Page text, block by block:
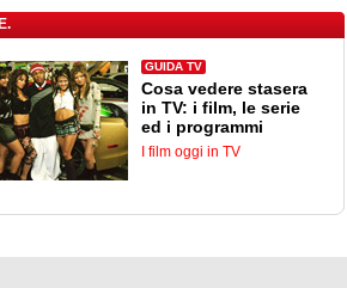
GUIDA TV
Cosa vedere stasera
in TV: i film, le serie
ed i programmi
I film oggi in TV